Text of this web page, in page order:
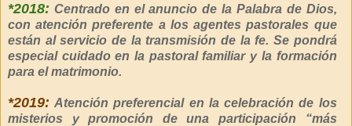
*2018: Centrado en el anuncio de la Palabra de Dios,
con atención preferente a los agentes pastorales que
están al servicio de la transmisión de la fe. Se pondrá
especial cuidado en la pastoral familiar y la formación
para el matrimonio.
*2019: Atención preferencial en la celebración de los
misterios y promoción de una participación “más